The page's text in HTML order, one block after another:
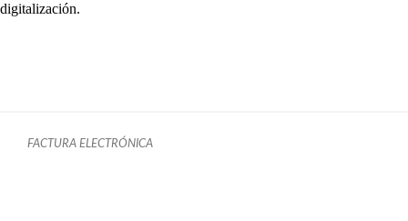
digitalización.
FACTURA ELECTRÓNICA